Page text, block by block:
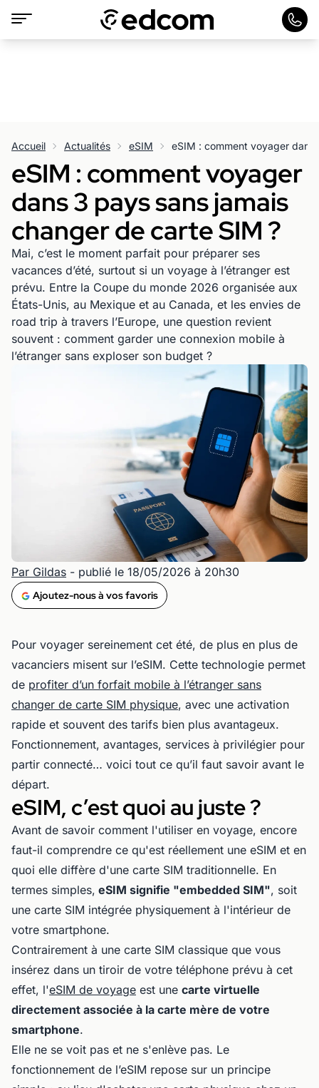
Accueil Actualités eSIM
eSIM : comment voyager
dans 3 pays sans jamais
changer de carte SIM ?
Mai, c’est le moment parfait pour préparer ses
vacances d’été, surtout si un voyage à l’étranger est
prévu. Entre la Coupe du monde 2026 organisée aux
États-Unis, au Mexique et au Canada, et les envies de
road trip à travers l’Europe, une question revient
souvent : comment garder une connexion mobile à
l’étranger sans exploser son budget ?
Par Gildas - publié le 18/05/2026 à 20h30
Ajoutez-nous à vos favoris
Pour voyager sereinement cet été, de plus en plus de
vacanciers misent sur l’eSIM. Cette technologie permet
de profiter d’un forfait mobile à l’étranger sans
changer de carte SIM physique, avec une activation
rapide et souvent des tarifs bien plus avantageux.
Fonctionnement, avantages, services à privilégier pour
partir connecté… voici tout ce qu’il faut savoir avant le
départ.
eSIM, c’est quoi au juste ?
Avant de savoir comment l'utiliser en voyage, encore
faut-il comprendre ce qu'est réellement une eSIM et en
quoi elle diffère d'une carte SIM traditionnelle. En
termes simples, eSIM signifie "embedded SIM", soit
une carte SIM intégrée physiquement à l'intérieur de
votre smartphone.
Contrairement à une carte SIM classique que vous
insérez dans un tiroir de votre téléphone prévu à cet
effet, l'eSIM de voyage est une carte virtuelle
directement associée à la carte mère de votre
smartphone.
Elle ne se voit pas et ne s'enlève pas. Le
fonctionnement de l’eSIM repose sur un principe